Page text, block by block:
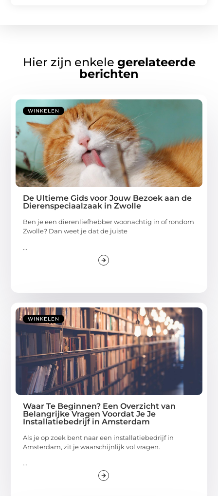
Hier zijn enkele gerelateerde
berichten
WINKELEN
De Ultieme Gids voor Jouw Bezoek aan de
Dierenspeciaalzaak in Zwolle
Ben je een dierenliefhebber woonachtig in of rondom
Zwolle? Dan weet je dat de juiste
...
WINKELEN
Waar Te Beginnen? Een Overzicht van
Belangrijke Vragen Voordat Je Je
Installatiebedrijf in Amsterdam
Als je op zoek bent naar een installatiebedrijf in
Amsterdam, zit je waarschijnlijk vol vragen.
...